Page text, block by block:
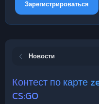
Зарегистрироваться
Новости
Контест по карте
CS:GO